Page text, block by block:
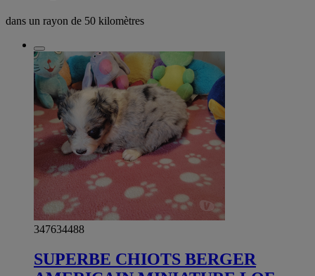
dans un rayon de 50 kilomètres
347634488
SUPERBE CHIOTS BERGER